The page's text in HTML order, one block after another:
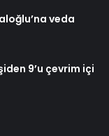
veda
9’u çevrim içi